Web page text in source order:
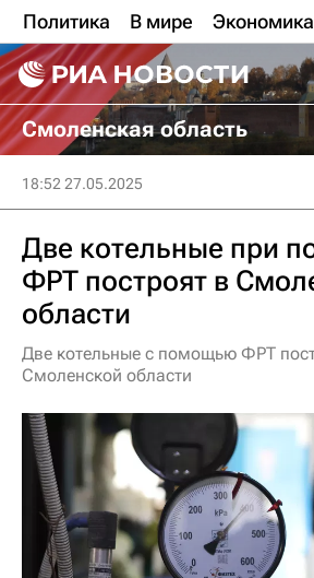
Политика В мире Экономика
Смоленская область
18:52 27.05.2025
Две котельные при
ФРТ построят в
области
Две котельные с помощью ФРТ
Смоленской области